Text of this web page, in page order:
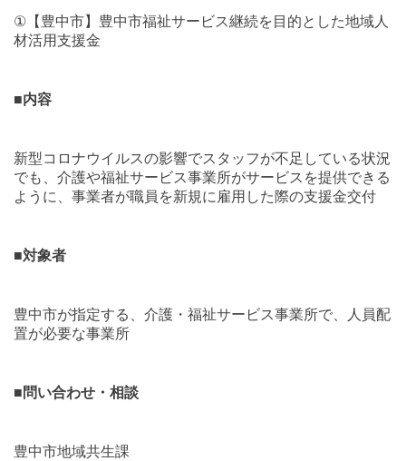
① 【豊中市】豊中市福祉サービス継続を目的とした地域人
材活用支援金
■内容
新型コロナウイルスの影響でスタッフが不足している状況
でも、介護や福祉サービス事業所がサービスを提供できる
ように、事業者が職員を新規に雇用した際の支援金交付
■対象者
豊中市が指定する、介護・福祉サービス事業所で、人員配
置が必要な事業所
■問い合わせ・相談
豊中市地域共生課